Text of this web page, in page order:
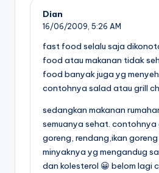
Dian
16/06/2009, 5:26 AM
fast food selalu saja
food atau makanan tidak
food banyak juga yg
contohnya salad atau grill
sedangkan makanan
semuanya sehat.
goreng, rendang,ikan goreng
minyaknya yg mengandug
dan kolesterol 😀 belom lagi